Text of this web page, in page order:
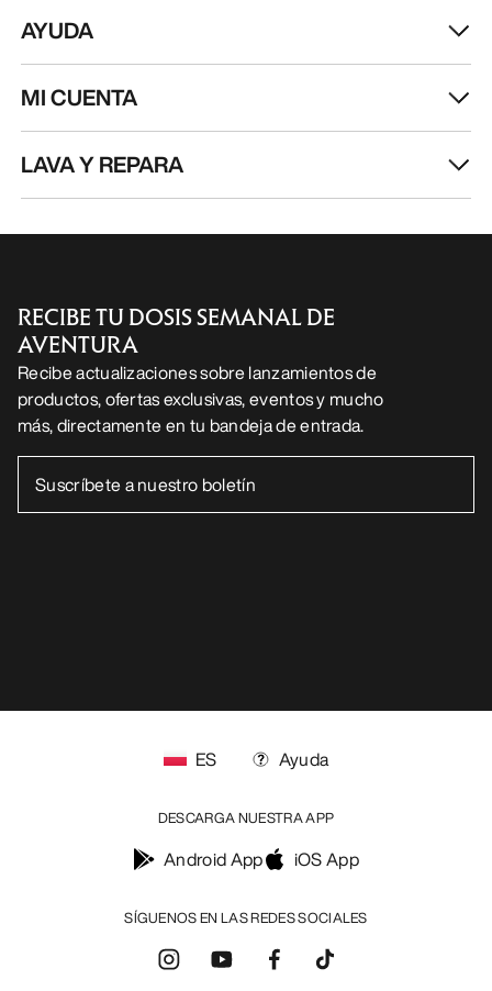
AYUDA
MI CUENTA
LAVA Y REPARA
RECIBE TU DOSIS SEMANAL DE
AVENTURA
Recibe actualizaciones sobre lanzamientos de
productos, ofertas exclusivas, eventos y mucho
más, directamente en tu bandeja de entrada.
SÍGUENOS EN LAS REDES SOCIALES
ES Ayuda
DESCARGA NUESTRA APP
Android App iOS App